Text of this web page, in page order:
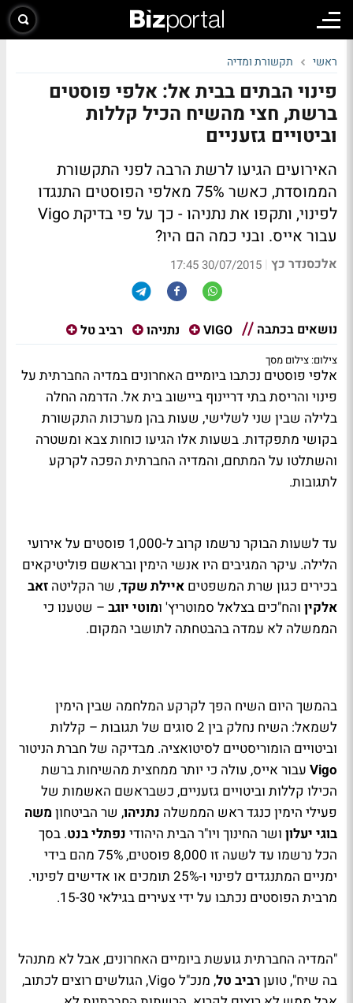
ראשי תקשורת ומדיה
פינוי הבתים בבית אל: אלפי פוסטים
ברשת, חצי מהשיח הכיל קללות
וביטויים גזעניים
האירועים הגיעו לרשת הרבה לפני התקשורת
הממוסדת, כאשר 75% מאלפי הפוסטים התנגדו
לפינוי, ותקפו את נתניהו - כך על פי בדיקת Vigo
עבור אייס. ובני כמה הם היו?
אלכסנדר כץ |
30/07/2015 17:45
נושאים בכתבה VIGO נתניהו רביב טל
צילום: צילום מסך
אלפי פוסטים נכתבו ביומיים האחרונים במדיה החברתית על
פינוי והריסת בתי דריינוף ביישוב בית אל. הדרמה החלה
בלילה שבין שני לשלישי, שעות בהן מערכות התקשורת
בקושי מתפקדות. בשעות אלו הגיעו כוחות צבא ומשטרה
והשתלטו על המתחם, והמדיה החברתית הפכה לקרקע
לתגובות.
עד לשעות הבוקר נרשמו קרוב ל-1,000 פוסטים על אירועי
הלילה. עיקר המגיבים היו אנשי הימין ובראשם פוליטיקאים
בכירים כגון שרת המשפטים איילת שקד, שר הקליטה זאב
אלקין והח"כים בצלאל סמוטריץ' ומוטי יוגב – שטענו כי
הממשלה לא עמדה בהבטחתה לתושבי המקום.
בהמשך היום השיח הפך לקרקע המלחמה שבין הימין
לשמאל: השיח נחלק בין 2 סוגים של תגובות – קללות
וביטויים הומוריסטיים לסיטואציה. מבדיקה של חברת הניטור
Vigo עבור אייס, עולה כי יותר ממחצית מהשיחות ברשת
הכילו קללות וביטויים גזעניים, כשבראשם האשמות של
פעילי הימין כנגד ראש הממשלה נתניהו, שר הביטחון משה
בוגי יעלון ושר החינוך ויו"ר הבית היהודי נפתלי בנט. בסך
הכל נרשמו עד לשעה זו 8,000 פוסטים, 75% מהם בידי
ימניים המתנגדים לפינוי ו-25% תומכים או אדישים לפינוי.
מרבית הפוסטים נכתבו על ידי צעירים בגילאי 15-30.
"המדיה החברתית גועשת ביומיים האחרונים, אבל לא מתנהל
בה שיח", טועןרביב טל, מנכ"ל Vigo, הגולשים רוצים לכתוב,